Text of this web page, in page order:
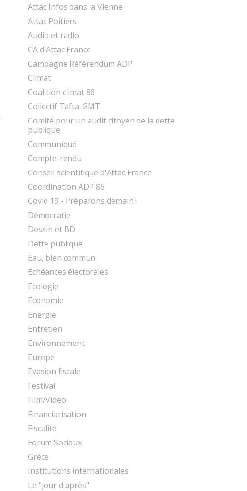
Attac Infos dans la Vienne
Attac Poitiers
Audio et radio
CA d'Attac France
Campagne Référendum ADP
Climat
Coalition climat 86
Collectif Tafta-GMT
Comité pour un audit citoyen de la dette
publique
Communiqué
Compte-rendu
Conseil scientifique d'Attac France
Coordination ADP 86
Covid 19 - Préparons demain !
Démocratie
Dessin et BD
Dette publique
Eau, bien commun
Echéances électorales
Ecologie
Economie
Energie
Entretien
Environnement
Europe
Evasion fiscale
Festival
Film/Vidéo
Financiarisation
Fiscalité
Forum Sociaux
Grèce
Institutions internationales
Le "jour d'après"